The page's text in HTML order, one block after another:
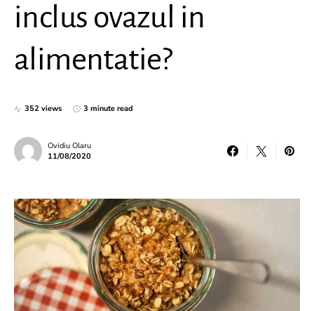
inclus ovazul in
alimentatie?
352 views 3 minute read
Ovidiu Olaru
11/08/2020